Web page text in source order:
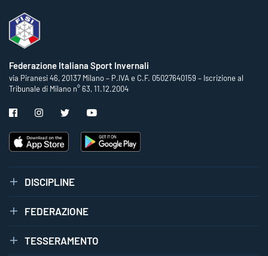
Federazione Italiana Sport Invernali
via Piranesi 46, 20137 Milano – P.IVA e C.F. 05027640159 – Iscrizione al
Tribunale di Milano n° 63, 11.12.2004
DISCIPLINE
FEDERAZIONE
TESSERAMENTO